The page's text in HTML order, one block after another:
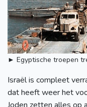
► Egyptische troepen
Israël is compleet
dat heeft weer het